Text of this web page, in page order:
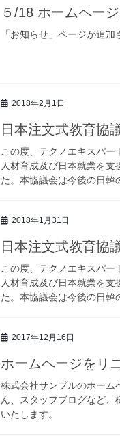
５/18 ホームペー
「お知らせ」ページが追加
2018年2月1日
日本注文式教育協
この度、テクノエキスパ
人材育成及び日本就業を
た。本協議会は今後の日
2018年1月31日
日本注文式教育協
この度、テクノエキスパ
人材育成及び日本就業を
た。本協議会は今後の日
2017年12月16日
ホームページをリ
株式会社サンプルのホーム
ん、スタッフブログなど
いたします。